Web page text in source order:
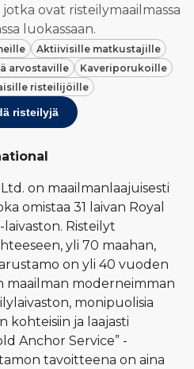
ovat risteilymaailmassa
luokassaan.
Aktiivisille matkustajille
arvostaville
Kaveriporukoille
risteilijöille
risteilyjä
on maailmanlaajuisesti
omistaa 31 laivan Royal
Risteilyt
yli 70 maahan,
on yli 40 vuoden
maailman moderneimman
monipuolisia
kohteisiin ja laajasti
Anchor Service” -
tavoitteena on aina